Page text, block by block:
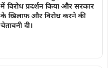
में विरोध प्रदर्शन किया और सरकार
के ख़िलाफ़ और विरोध करने की
चेतावनी दी।